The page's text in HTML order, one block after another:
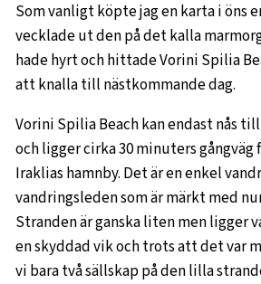
Som vanligt köpte jag en karta i öns
vecklade ut den på det kalla
hade hyrt och hittade Vorini Spilia
att knalla till nästkommande dag.
Vorini Spilia Beach kan endast nås
och ligger cirka 30 minuters gångväg
Iraklias hamnby. Det är en enkel
vandringsleden som är märkt med
Stranden är ganska liten men ligger
en skyddad vik och trots att det var
vi bara två sällskap på den lilla